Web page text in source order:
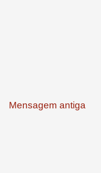
Mensagem antiga